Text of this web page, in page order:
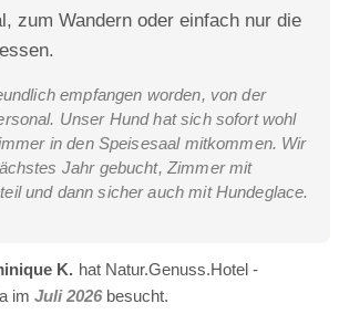
zum Wandern oder einfach nur die
empfangen worden, von der
Unser Hund hat sich sofort wohl
in den Speisesaal mitkommen. Wir
Jahr gebucht, Zimmer mit
und dann sicher auch mit Hundeglace.
K. hat Natur.Genuss.Hotel -
im Juli 2026 besucht.